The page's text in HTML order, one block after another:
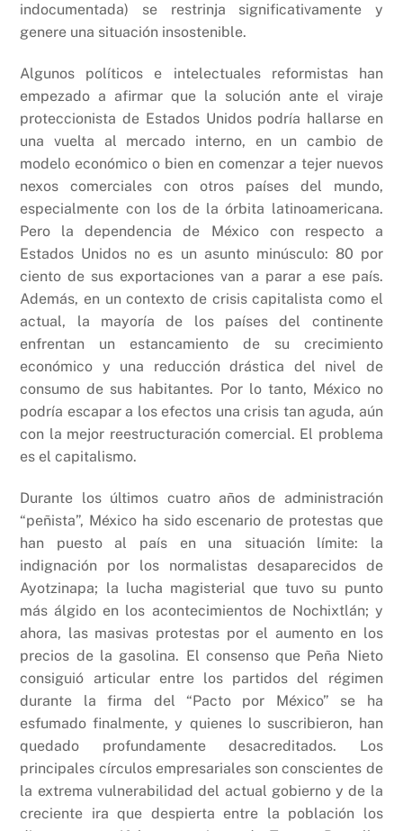
indocumentada) se restrinja significativamente y
genere una situación insostenible.
Algunos políticos e intelectuales reformistas han
empezado a afirmar que la solución ante el viraje
proteccionista de Estados Unidos podría hallarse en
una vuelta al mercado interno, en un cambio de
modelo económico o bien en comenzar a tejer nuevos
nexos comerciales con otros países del mundo,
especialmente con los de la órbita latinoamericana.
Pero la dependencia de México con respecto a
Estados Unidos no es un asunto minúsculo: 80 por
ciento de sus exportaciones van a parar a ese país.
Además, en un contexto de crisis capitalista como el
actual, la mayoría de los países del continente
enfrentan un estancamiento de su crecimiento
económico y una reducción drástica del nivel de
consumo de sus habitantes. Por lo tanto, México no
podría escapar a los efectos una crisis tan aguda, aún
con la mejor reestructuración comercial. El problema
es el capitalismo.
Durante los últimos cuatro años de administración
“peñista”, México ha sido escenario de protestas que
han puesto al país en una situación límite: la
indignación por los normalistas desaparecidos de
Ayotzinapa; la lucha magisterial que tuvo su punto
más álgido en los acontecimientos de Nochixtlán; y
ahora, las masivas protestas por el aumento en los
precios de la gasolina. El consenso que Peña Nieto
consiguió articular entre los partidos del régimen
durante la firma del “Pacto por México” se ha
esfumado finalmente, y quienes lo suscribieron, han
quedado profundamente desacreditados. Los
principales círculos empresariales son conscientes de
la extrema vulnerabilidad del actual gobierno y de la
creciente ira que despierta entre la población los